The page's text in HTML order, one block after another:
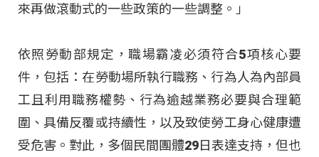
來再做滾動式的一些政策的一些調整 。」
依照勞動部規定，職場霸凌必須符合5項核心要
件，包括：在勞動場所執行職務、行為人為內部員
工且利用職務權勢、行為逾越業務必要與合理範
圍、具備反覆或持續性，以及致使勞工身心健康遭
受危害 。對此，多個民間團體29日表達支持，但也